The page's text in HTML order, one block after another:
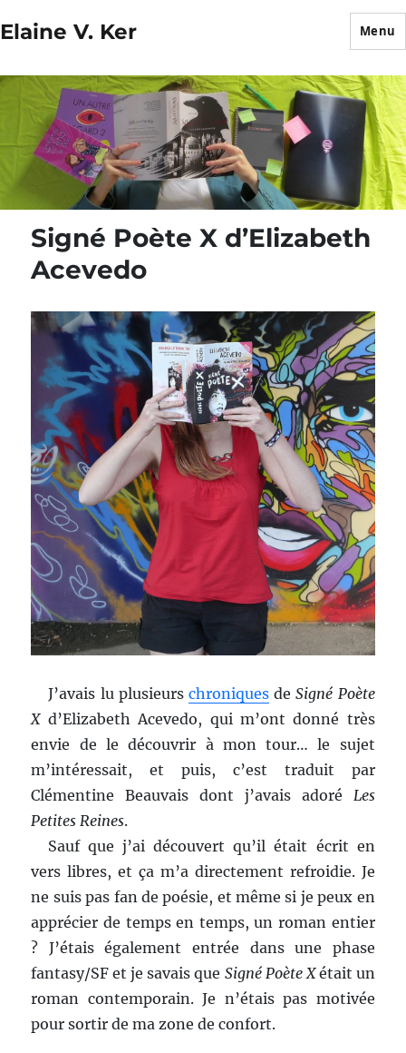
Elaine V. Ker Menu
Signé Poète X d’Elizabeth
Acevedo
J’avais lu plusieurs chroniquesdeSigné Poète
Xd’Elizabeth Acevedo, qui m’ont donné très
envie de le découvrir à mon tour… le sujet
m’intéressait, et puis, c’est traduit par
Clémentine Beauvais dont j’avais adoré Les
Petites Reines.
Sauf que j’ai découvert qu’il était écrit en
vers libres, et ça m’a directement refroidie. Je
ne suis pas fan de poésie, et même si je peux en
apprécier de temps en temps, un roman entier
? J’étais également entrée dans une phase
fantasy/SF et je savais que Signé Poète Xétait un
roman contemporain. Je n’étais pas motivée
pour sortir de ma zone de confort.